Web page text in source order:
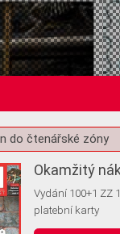
ukládáním
do čtenářské zóny
Okamžitý
Vydání 100+1 ZZ
platební karty